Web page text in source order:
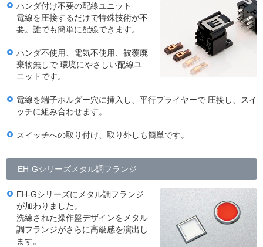
ハンダ付け不要の配線ユニット
電線を圧接するだけで特殊技術が不
要。誰でも簡単に配線できます。
ハンダ不使用、電気不使用、被覆廃
棄物無しで 環境にやさしい配線ユ
ニットです。
電線を端子ホルダー穴に挿入し、平行プライヤーで 圧接し、スイ
ッチに組み合わせます。
スイッチへの取り付け、取り外しも簡単です。
EH-Gシリーズメタル調フランジ
EH-Gシリーズにメタル調フランジ
が加わりました。
洗練された操作盤デザインをメタル
調フランジがさらに高級感を演出し
ます。